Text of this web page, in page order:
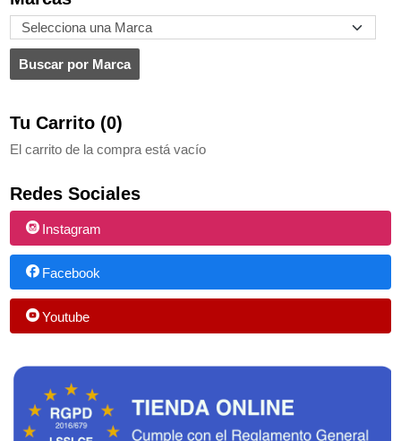
Tu Carrito (0)
El carrito de la compra está vacío
Redes Sociales
Instagram
Facebook
Youtube